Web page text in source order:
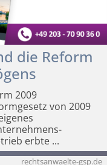
die Reform
2009
von 2009
erbte...
rechtsanwaelte-gsp.de